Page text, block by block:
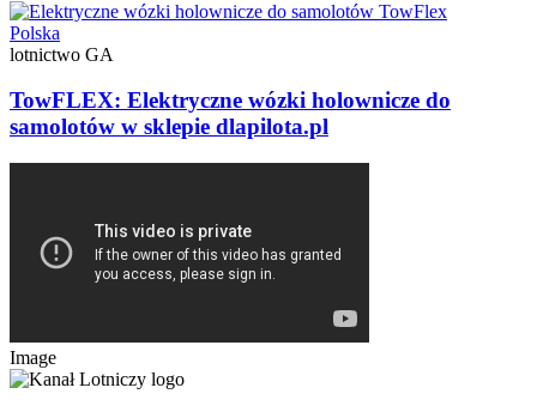
Polska
lotnictwo GA
TowFLEX: Elektryczne wózki holownicze do
samolotów w sklepie dlapilota.pl
Image